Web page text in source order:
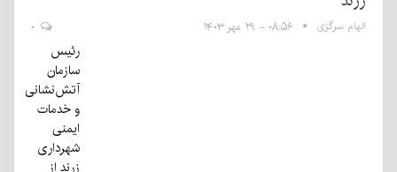
الهام سرگزی ۰۸:۵۶ - ۲۹ مهر ۱۴۰۳
رئیس
سازمان
آتش‌نشانی
و خدمات
ایمنی
شهرداری
زرند از